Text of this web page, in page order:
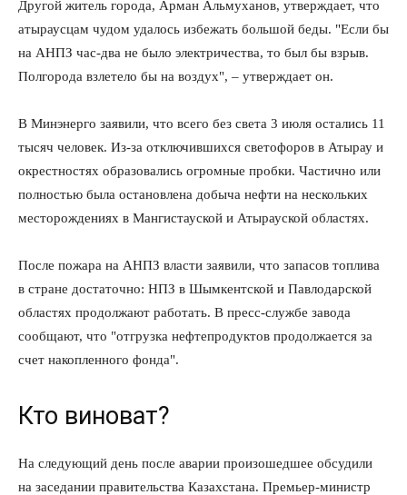
Другой житель города, Арман Альмуханов, утверждает, что
атыраусцам чудом удалось избежать большой беды. "Если бы
на АНПЗ час-два не было электричества, то был бы взрыв.
Полгорода взлетело бы на воздух", – утверждает он.
В Минэнерго заявили, что всего без света 3 июля остались 11
тысяч человек. Из-за отключившихся светофоров в Атырау и
окрестностях образовались огромные пробки. Частично или
полностью была остановлена добыча нефти на нескольких
месторождениях в Мангистауской и Атырауской областях.
После пожара на АНПЗ власти заявили, что запасов топлива
в стране достаточно: НПЗ в Шымкентской и Павлодарской
областях продолжают работать. В пресс-службе завода
сообщают, что "отгрузка нефтепродуктов продолжается за
счет накопленного фонда".
Кто виноват?
На следующий день после аварии произошедшее обсудили
на заседании правительства Казахстана. Премьер-министр